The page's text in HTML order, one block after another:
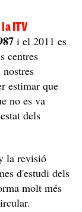
ITV
i el 2011 es
centres
nostres
estimar que
no es va
dels